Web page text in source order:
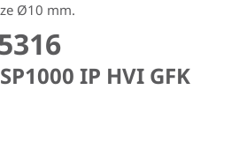
Ø10 mm.
IP HVI GFK